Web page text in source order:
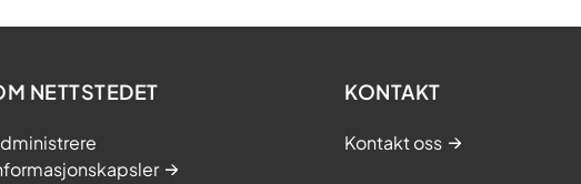
NETTSTEDET KONTAKT
Kontakt oss